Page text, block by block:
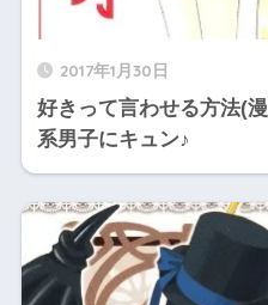
2017年1月30日
好きって言わせる方法(
系男子にキュン♪